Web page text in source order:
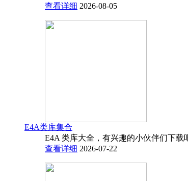
查看详细 2026-08-05
E4A类库集合
E4A 类库大全，有兴趣的小伙伴们下
查看详细 2026-07-22